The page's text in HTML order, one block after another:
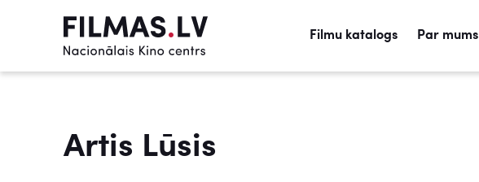
Filmu katalogs Par mums
Artis Lūsis